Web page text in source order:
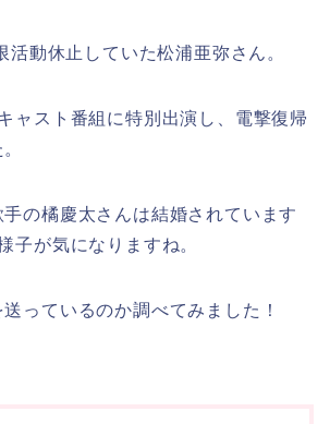
活動休止していた松浦亜弥さん。
ャスト番組に特別出演し、電撃復帰
の橘慶太さんは結婚されています
子が気になりますね。
っているのか調べてみました！